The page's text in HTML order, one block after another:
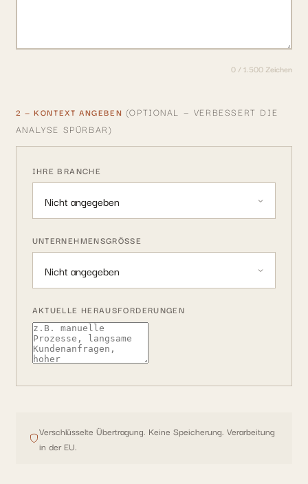
0/ 1.500 Zeichen
2 — KONTEXT ANGEBEN (OPTIONAL — VERBESSERT DIE
ANALYSE SPÜRBAR)
IHRE BRANCHE
UNTERNEHMENSGRÖSSE
AKTUELLE HERAUSFORDERUNGEN
Verschlüsselte Übertragung. Keine Speicherung. Verarbeitung
in der EU.